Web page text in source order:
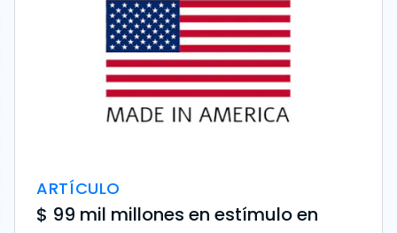
ARTÍCULO
$ 99 mil millones en estímulo en